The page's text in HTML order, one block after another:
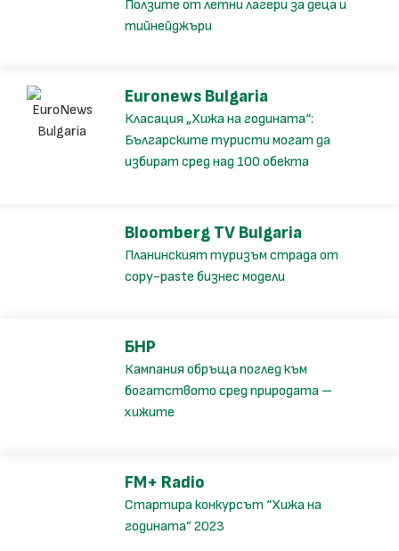
Ползите от летни лагери за деца и
тийнейджъри
Euronews Bulgaria
Класация „Хижа на годината“:
Българските туристи могат да
избират сред над 100 обекта
Bloomberg TV Bulgaria
Планинският туризъм страда от
copy-paste бизнес модели
БНР
Кампания обръща поглед към
богатството сред природата –
хижите
FM+ Radio
Стартира конкурсът “Хижа на
годината” 2023